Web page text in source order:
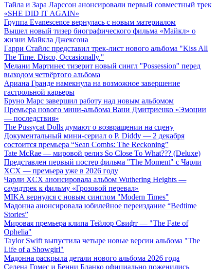
Тайла и Зара Ларссон анонсировали первый совместный трек
«SHE DID IT AGAIN»
Группа Evanescence вернулась с новым материалом
Вышел новый тизер биографического фильма «Майкл» о
жизни Майкла Джексона
Гарри Стайлс представил трек-лист нового альбома "Kiss All
The Time. Disco, Occasionally."
Мелани Мартинес тизерит новый сингл "Possession" перед
выходом четвёртого альбома
Ариана Гранде намекнула на возможное завершение
гастрольной карьеры
Бруно Марс завершил работу над новым альбомом
Премьера нового мини-альбома Вани Дмитриенко «Эмоции
— последствия»
The Pussycat Dolls думают о возвращении на сцену
Документальный мини-сериал о P. Diddy — 2 декабря
состоится премьера “Sean Combs: The Reckoning”
Tate McRae — мировой релиз So Close To What??? (Deluxe)
Представлен первый постер фильма "The Moment" с Чарли
XCX — премьера уже в 2026 году
Чарли XCX анонсировала альбом Wuthering Heights —
саундтрек к фильму «Грозовой перевал»
MIKA вернулся с новым синглом "Modern Times"
Мадонна анонсировала юбилейное переиздание “Bedtime
Stories”
Мировая премьера клипа Тейлор Свифт — "The Fate of
Ophelia"
Taylor Swift выпустила четыре новые версии альбома "The
Life of a Showgirl"
Мадонна раскрыла детали нового альбома 2026 года
Селена Гомес и Бенни Бланко официально поженились